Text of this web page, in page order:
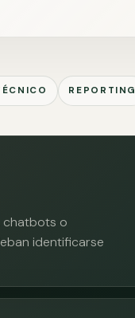
REPORTING
chatbots o
identificarse